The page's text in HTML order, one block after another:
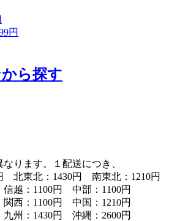
円
ら探す
ります。１配送につき、
北東北：1430円 南東北：1210円
越：1100円 中部：1100円
西：1100円 中国：1210円
州：1430円 沖縄：2600円